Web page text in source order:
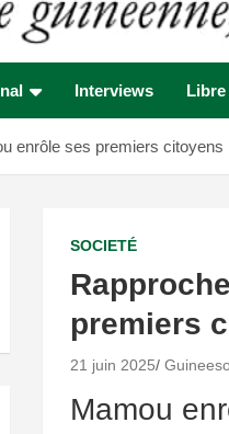
Interviews
enrôle ses premiers
SOCIETÉ
premiers
21 juin 2025
Mamou